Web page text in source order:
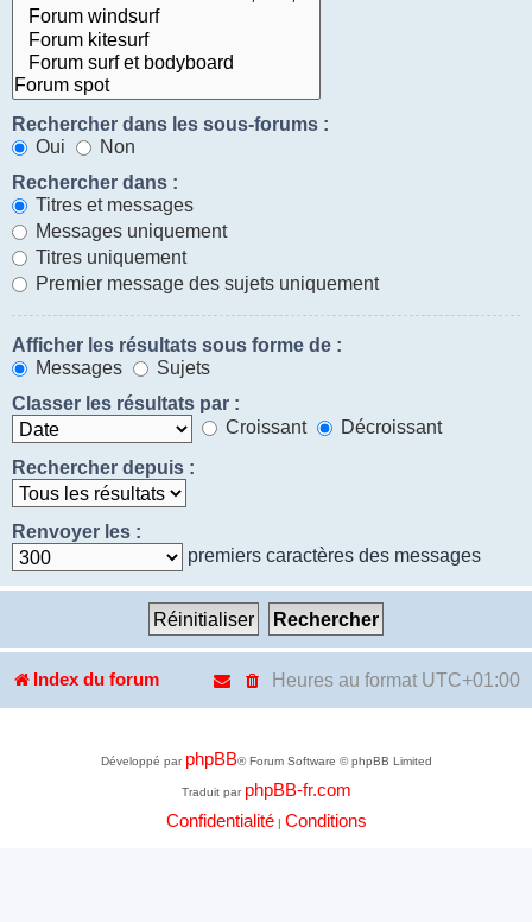
Rechercher dans les sous-forums :
Oui
Non
Rechercher dans :
Titres et messages
Messages uniquement
Titres uniquement
Premier message des sujets uniquement
Afficher les résultats sous forme de :
Messages
Sujets
Classer les résultats par :
Croissant
Décroissant
Rechercher depuis :
Renvoyer les :
premiers caractères des messages
Index du forum Heures au format UTC+01:00
Développé par phpBB® Forum Software © phpBB Limited
Traduit par phpBB-fr.com
Confidentialité| Conditions